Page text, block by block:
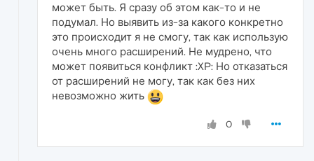
может быть. Я сразу об этом как-то и не
подумал. Но выявить из-за какого конкретно
это происходит я не смогу, так как использую
очень много расширений. Не мудрено, что
может появиться конфликт :XP: Но отказаться
от расширений не могу, так как без них
невозможно жить
0